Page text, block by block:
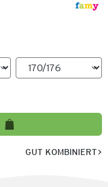
GUT KOMBINIERT